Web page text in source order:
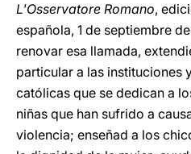
L'Osservatore Romano,
española, 1 de septiembre
renovar esa llamada,
particular a las instituciones
católicas que se dedican a
niñas que han sufrido a
violencia; enseñad a los